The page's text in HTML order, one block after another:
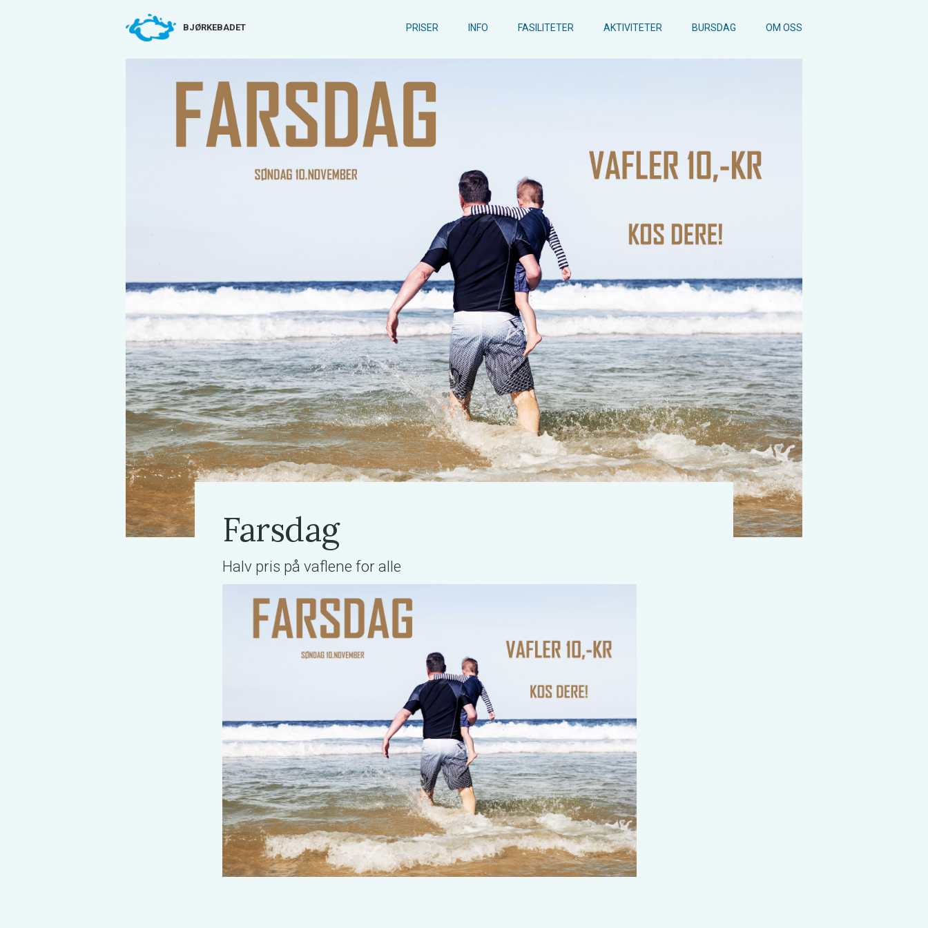
BJØRKEBADET PRISER INFO FASILITETER AKTIVITETER BURSDAG OM OSS
Farsdag
Halv pris på vaflene for alle